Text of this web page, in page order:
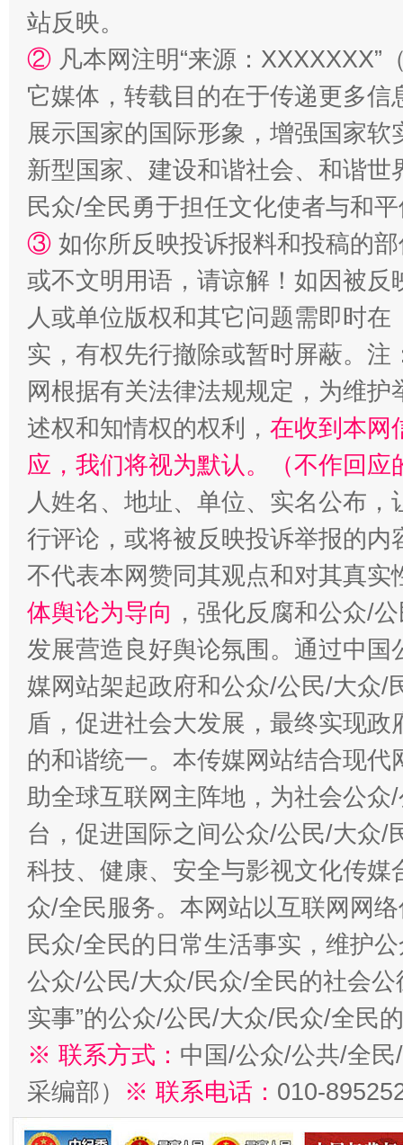
国家大学科技园优化重塑工作
扯下公款旅游的“隐身衣” 如何以
“蜀中异人”王建安的艺术幻境
站反映。
② 凡本网注明“来源：
它媒体，转载目的在于传递更多
展示国家的国际形象，增强国家
新型国家、建设和谐社会、和谐
民众/全民勇于担任文化使者与和
③ 如你所反映投诉报料和投稿的
或不文明用语，请谅解！如因被
人或单位版权和其它问题需即时在
实，有权先行撤除或暂时屏蔽。
网根据有关法律法规规定，为维
述权和知情权的权利， 在收到本网
应，我们将视为默认。（不作回应
人姓名、地址、单位、实名公布
行评论，或将被反映投诉举报的
不代表本网赞同其观点和对其真实
体舆论为导向 ，强化反腐和公众/
发展营造良好舆论氛围。通过中
媒网站架起政府和公众/公民/大众/
盾，促进社会大发展，最终实现
的和谐统一。本传媒网站结合现
助全球互联网主阵地，为社会公
台，促进国际之间公众/公民/大众/
科技、健康、安全与影视文化传
众/全民服务。本网站以互联网网
民众/全民的日常生活事实，维护
公众/公民/大众/民众/全民的社会公
实事”的公众/公民/大众/民众/全民
※ 联系方式： 中国/公众/公共/全
采编部） ※ 联系电话： 010-